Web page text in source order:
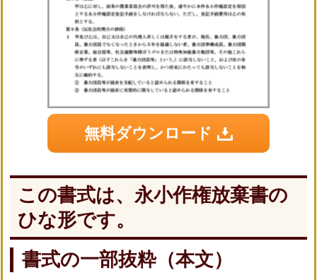
無料ダウンロード
この書式は、永小作権放棄書の
ひな形です。
書式の一部抜粋（本文）